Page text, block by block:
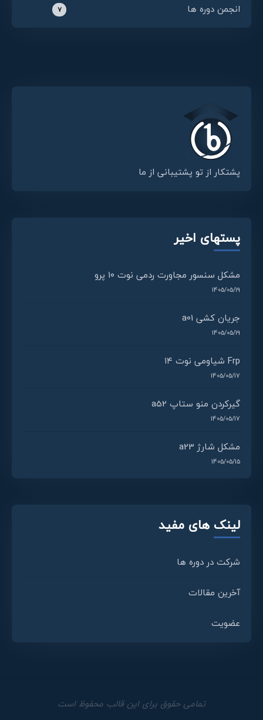
انجمن دوره ها 7
پشتکار از تو پشتیبانی از ما
پستهای اخیر
مشکل سنسور مجاورت ردمی نوت ۱۰ پرو
1405/05/19
جریان کشی a01
1405/05/19
Frp شیاومی نوت ۱۴
1405/05/17
گیرکردن منو ستاپ a52
1405/05/17
مشکل شارژ a23
1405/05/15
لینک های مفید
شرکت در دوره ها
آخرین مقالات
عضویت
تمامی حقوق برای این قالب محفوظ است